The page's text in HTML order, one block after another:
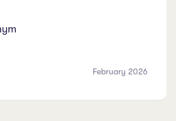
February 2026